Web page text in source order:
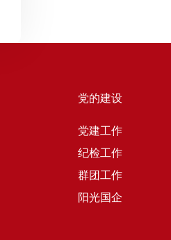
党的建设
党建工作
纪检工作
群团工作
阳光国企